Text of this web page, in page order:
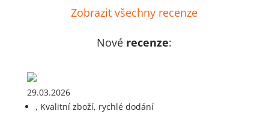
Zobrazit všechny recenze
Nové recenze:
29.03.2026
, Kvalitní zboží, rychlé dodání